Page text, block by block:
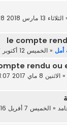
الثلاثاء 13 مارس 2018 18:28
أمل « الخميس 12 أكتوبر 2017 21:25
rendu ou
« الاثنين 8 ماي 2017 21:07
« الخميس 7 أفريل 2016 15:20